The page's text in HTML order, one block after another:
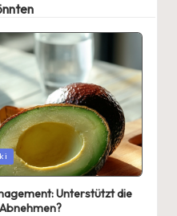
Unterstützt die